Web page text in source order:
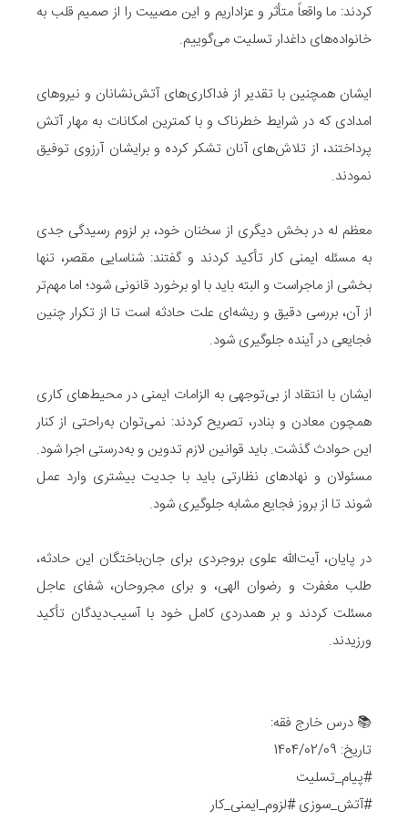
کردند: ما واقعاً متأثر و عزاداریم و این مصیبت را از صمیم قلب به
خانواده‌های داغدار تسلیت می‌گوییم.
ایشان همچنین با تقدیر از فداکاری‌های آتش‌نشانان و نیروهای
امدادی که در شرایط خطرناک و با کمترین امکانات به مهار آتش
پرداختند، از تلاش‌های آنان تشکر کرده و برایشان آرزوی توفیق
نمودند.
معظم له در بخش دیگری از سخنان خود، بر لزوم رسیدگی جدی
به مسئله ایمنی کار تأکید کردند و گفتند: شناسایی مقصر، تنها
بخشی از ماجراست و البته باید با او برخورد قانونی شود؛ اما مهم‌تر
از آن، بررسی دقیق و ریشه‌ای علت حادثه است تا از تکرار چنین
فجایعی در آینده جلوگیری شود.
ایشان با انتقاد از بی‌توجهی به الزامات ایمنی در محیط‌های کاری
همچون معادن و بنادر، تصریح کردند: نمی‌توان به‌راحتی از کنار
این حوادث گذشت. باید قوانین لازم تدوین و به‌درستی اجرا شود.
مسئولان و نهادهای نظارتی باید با جدیت بیشتری وارد عمل
شوند تا از بروز فجایع مشابه جلوگیری شود.
در پایان، آیت‌الله علوی بروجردی برای جان‌باختگان این حادثه،
طلب مغفرت و رضوان الهی، و برای مجروحان، شفای عاجل
مسئلت کردند و بر همدردی کامل خود با آسیب‌دیدگان تأکید
ورزیدند.
📚 درس خارج فقه:
تاریخ: 1404/02/09
#پیام_تسلیت
#آتش_سوزی #لزوم_ایمنی_کار